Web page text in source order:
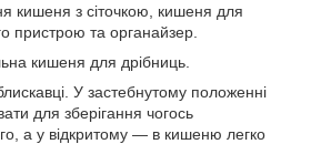
кишеня з сіточкою, кишеня для
пристрою та органайзер.
кишеня для дрібниць.
У застебнутому положенні
для зберігання чогось
а у відкритому — в кишеню легко